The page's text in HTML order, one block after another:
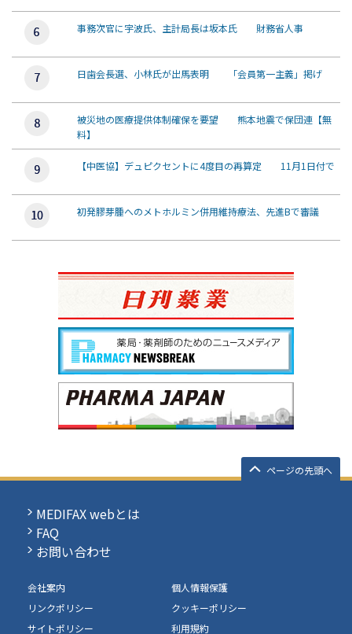
事務次官に宇波氏、主計局長は坂本氏 財務省人事
日歯会長選、小林氏が出馬表明 「会員第一主義」掲げ
被災地の医療提供体制確保を要望 熊本地震で保団連【無
料】
【中医協】デュピクセントに4度目の再算定 11月1日付で
初発膠芽腫へのメトホルミン併用維持療法、先進Bで審議
ページの先頭へ
MEDIFAX webとは
FAQ
お問い合わせ
会社案内
個人情報保護
リンクポリシー
クッキーポリシー
サイトポリシー
利用規約